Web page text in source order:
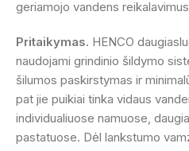
geriamojo vandens
Pritaikymas. HENCO
naudojami grindinio šildymo
šilumos paskirstymas ir
pat jie puikiai tinka vidaus
individualiuose namuose,
pastatuose. Dėl lankstumo